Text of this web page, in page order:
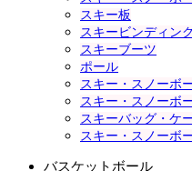
スキー板
スキービンディン
スキーブーツ
ポール
スキー・スノーボ
スキー・スノーボ
スキーバッグ・ケ
スキー・スノーボ
バスケットボール